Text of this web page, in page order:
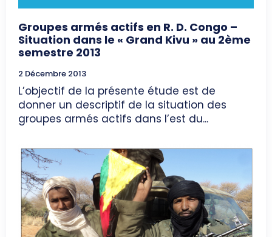
Groupes armés actifs en R. D. Congo –
Situation dans le « Grand Kivu » au 2ème
semestre 2013
2 Décembre 2013
L’objectif de la présente étude est de
donner un descriptif de la situation des
groupes armés actifs dans l’est du...